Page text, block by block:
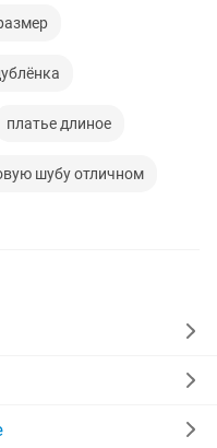
платье длиное
шубу отличном